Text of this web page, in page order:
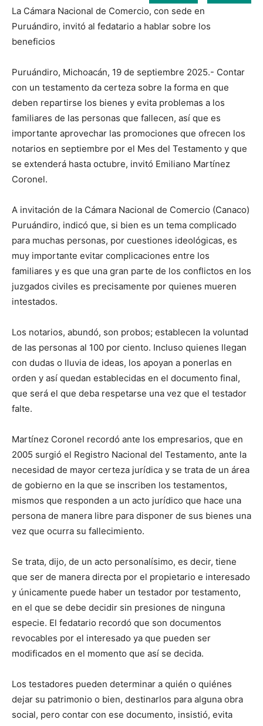
La Cámara Nacional de Comercio, con sede en
Puruándiro, invitó al fedatario a hablar sobre los
beneficios
Puruándiro, Michoacán, 19 de septiembre 2025.- Contar
con un testamento da certeza sobre la forma en que
deben repartirse los bienes y evita problemas a los
familiares de las personas que fallecen, así que es
importante aprovechar las promociones que ofrecen los
notarios en septiembre por el Mes del Testamento y que
se extenderá hasta octubre, invitó Emiliano Martínez
Coronel.
A invitación de la Cámara Nacional de Comercio (Canaco)
Puruándiro, indicó que, si bien es un tema complicado
para muchas personas, por cuestiones ideológicas, es
muy importante evitar complicaciones entre los
familiares y es que una gran parte de los conflictos en los
juzgados civiles es precisamente por quienes mueren
intestados.
Los notarios, abundó, son probos; establecen la voluntad
de las personas al 100 por ciento. Incluso quienes llegan
con dudas o lluvia de ideas, los apoyan a ponerlas en
orden y así quedan establecidas en el documento final,
que será el que deba respetarse una vez que el testador
falte.
Martínez Coronel recordó ante los empresarios, que en
2005 surgió el Registro Nacional del Testamento, ante la
necesidad de mayor certeza jurídica y se trata de un área
de gobierno en la que se inscriben los testamentos,
mismos que responden a un acto jurídico que hace una
persona de manera libre para disponer de sus bienes una
vez que ocurra su fallecimiento.
Se trata, dijo, de un acto personalísimo, es decir, tiene
que ser de manera directa por el propietario e interesado
y únicamente puede haber un testador por testamento,
en el que se debe decidir sin presiones de ninguna
especie. El fedatario recordó que son documentos
revocables por el interesado ya que pueden ser
modificados en el momento que así se decida.
Los testadores pueden determinar a quién o quiénes
dejar su patrimonio o bien, destinarlos para alguna obra
social, pero contar con ese documento, insistió, evita